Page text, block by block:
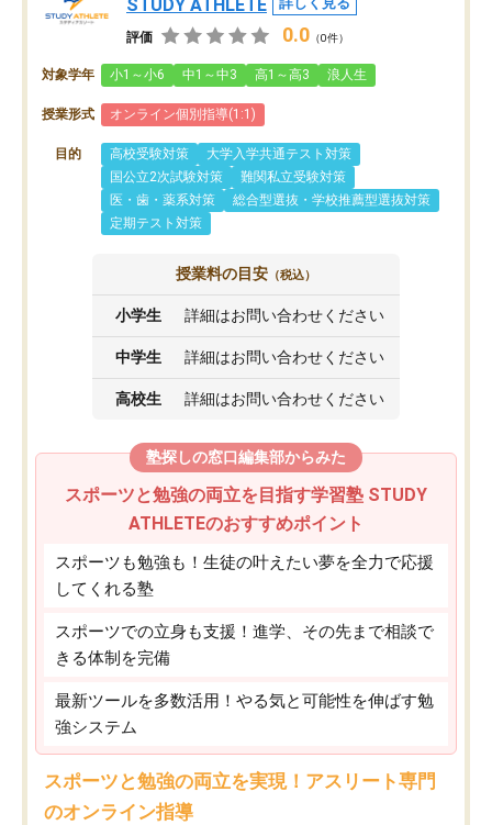
STUDY ATHLETE
評価 0.0 （0件）
対象学年 小1～小6 中1～中3 高1～高3 浪人生
授業形式 オンライン個別指導(1:1)
目的 高校受験対策
大学入学共通テスト対策
国公立2次試験対策
難関私立受験対策
医・歯・薬系対策
総合型選抜・学校推薦型選抜対策
定期テスト対策
授業料の目安 （税込）
小学生 詳細はお問い合わせください
中学生 詳細はお問い合わせください
高校生 詳細はお問い合わせください
塾探しの窓口編集部からみた
スポーツと勉強の両立を目指す学習塾 STUDY
ATHLETEのおすすめポイント
スポーツも勉強も！生徒の叶えたい夢を全力で応援
してくれる塾
スポーツでの立身も支援！進学、その先まで相談で
きる体制を完備
最新ツールを多数活用！やる気と可能性を伸ばす勉
強システム
スポーツと勉強の両立を実現！アスリート専門
のオンライン指導